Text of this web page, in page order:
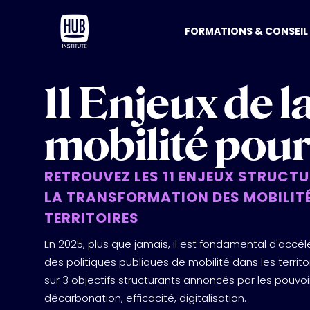
FORMATIONS & CONSEIL
CONSEIL
CONSEIL EN IA
TRANSFORMATION
HUB LANDSCAPE :
DES OUTILS IA
SALONS
SLUSH HELSINKI
ADOPT AI - GRAND
VIVATECH
CES LAS VEGAS
FORUMS
CITIES & GOV
HUBFORUM : LEAD THE
FORUM DE
REPLAYS
RAPPORTS
TOUS LES RAPPORTS
AI FOR TRANSPORT &
LA RENAISSANCE DU
AU COEUR DE
BEST OF VIVATECH
11 Enjeux de
mobilité
RETROUVEZ LES 11 ENJEUX
LA TRANSFORMATION DES
TERRITOIRES
En 2025, plus que jamais, il est fondamental
des politiques publiques de mobilité dans les
sur 3 objectifs structurants annoncés par les
décarbonation, efficacité, digitalisation.